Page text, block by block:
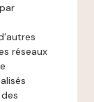
réseaux